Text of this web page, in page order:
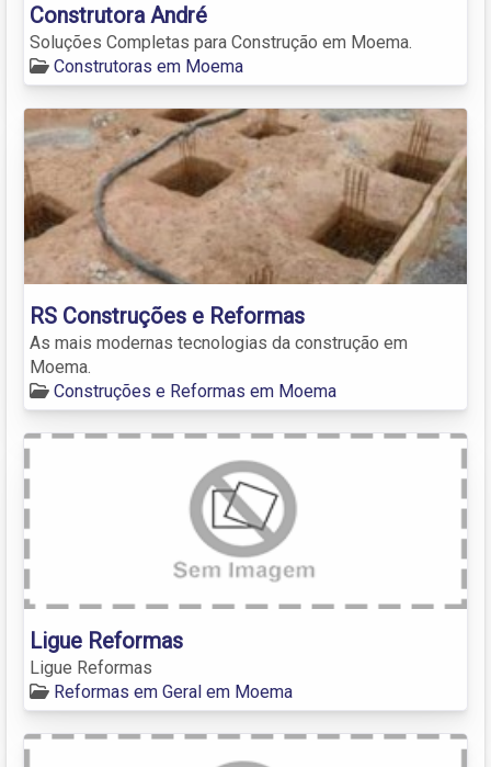
Construtora André
Soluções Completas para Construção em Moema.
Construtoras em Moema
RS Construções e Reformas
As mais modernas tecnologias da construção em
Moema.
Construções e Reformas em Moema
Ligue Reformas
Ligue Reformas
Reformas em Geral em Moema